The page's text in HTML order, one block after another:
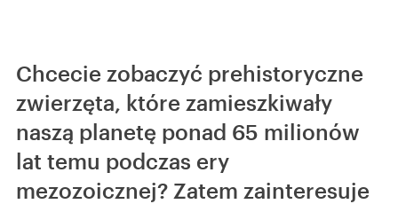
Chcecie zobaczyć prehistoryczne
zwierzęta, które zamieszkiwały
naszą planetę ponad 65 milionów
lat temu podczas ery
mezozoicznej? Zatem zainteresuje